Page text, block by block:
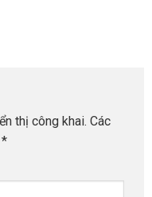
thị công khai. Các
*